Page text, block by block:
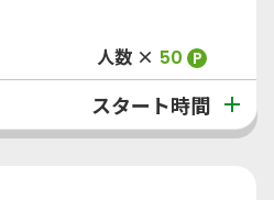
人数 × 50 P
スタート時間